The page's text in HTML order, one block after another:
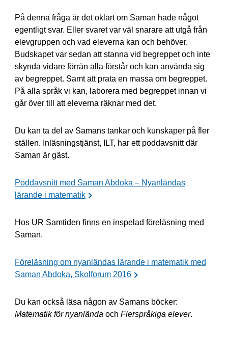
På denna fråga är det oklart om Saman hade något
egentligt svar. Eller svaret var väl snarare att utgå från
elevgruppen och vad eleverna kan och behöver.
Budskapet var sedan att stanna vid begreppet och inte
skynda vidare förrän alla förstår och kan använda sig
av begreppet. Samt att prata en massa om begreppet.
På alla språk vi kan, laborera med begreppet innan vi
går över till att eleverna räknar med det.
Du kan ta del av Samans tankar och kunskaper på fler
ställen. Inläsningstjänst, ILT, har ett poddavsnitt där
Saman är gäst.
Poddavsnitt med Saman Abdoka – Nyanländas
lärande i matematik
Hos UR Samtiden finns en inspelad föreläsning med
Saman.
Föreläsning om nyanländas lärande i matematik med
Saman Abdoka, Skolforum 2016
Du kan också läsa någon av Samans böcker:
Matematik för nyanlända och Flerspråkiga elever.